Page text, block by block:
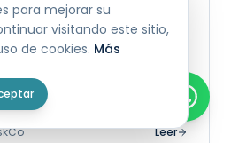
regímenes fiscales en
Empresarial, Régimen
elegir el correcto y su
crediticio.
SAT
Leer
para mejorar su
visitando este sitio,
de cookies. Más